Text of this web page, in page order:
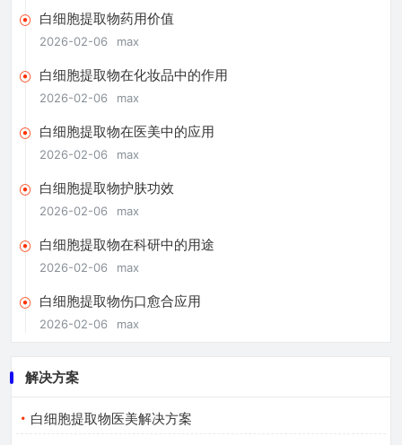
白细胞提取物药用价值
2026-02-06 max
白细胞提取物在化妆品中的作用
2026-02-06 max
白细胞提取物在医美中的应用
2026-02-06 max
白细胞提取物护肤功效
2026-02-06 max
白细胞提取物在科研中的用途
2026-02-06 max
白细胞提取物伤口愈合应用
2026-02-06 max
解决方案
白细胞提取物医美解决方案